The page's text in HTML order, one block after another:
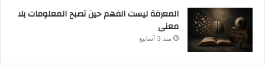
المعرفة ليست الفهم حين تصبح المعلومات بلا
معنى
منذ 3 أسابيع